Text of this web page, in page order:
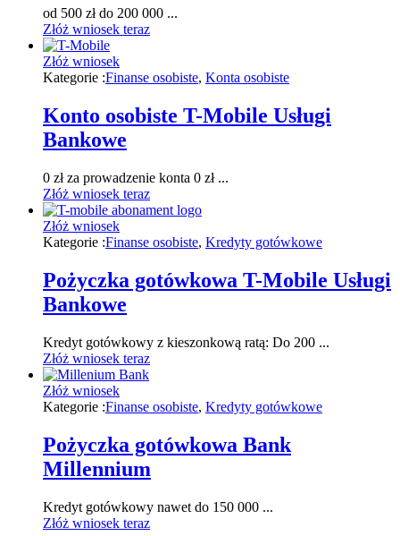
od 500 zł do 200 000 ...
Złóż wniosek teraz
Złóż wniosek
Kategorie :Finanse osobiste, Konta osobiste
Konto osobiste T-Mobile Usługi
Bankowe
0 zł za prowadzenie konta 0 zł ...
Złóż wniosek teraz
Złóż wniosek
Kategorie :Finanse osobiste, Kredyty gotówkowe
Pożyczka gotówkowa T-Mobile Usługi
Bankowe
Kredyt gotówkowy z kieszonkową ratą: Do 200 ...
Złóż wniosek teraz
Złóż wniosek
Kategorie :Finanse osobiste, Kredyty gotówkowe
Pożyczka gotówkowa Bank
Millennium
Kredyt gotówkowy nawet do 150 000 ...
Złóż wniosek teraz